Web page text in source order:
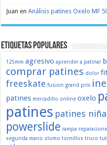
Juan enAnálisis patines Oxelo MF
Etiquetas populares
125mm agresivo aprender a patinar
comprar patines dolor
freeskate fusion grand prix
patines mercadillo online oxelo
patines patines niña
powerslide rampa
segunda mano slomo tornillos truco